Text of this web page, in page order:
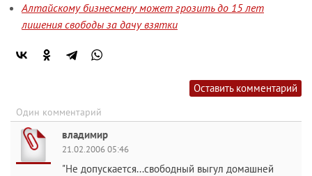
Алтайскому бизнесмену может грозить до 15 лет
лишения свободы за дачу взятки
Оставить комментарий
Один комментарий
владимир
21.02.2006 05:46
"Не допускается...свободный выгул домашней